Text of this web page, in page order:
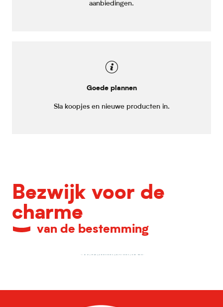
aanbiedingen.
Goede plannen
Sla koopjes en nieuwe producten in.
Bezwijk voor de
charme
van de bestemming
Wazemmes markt